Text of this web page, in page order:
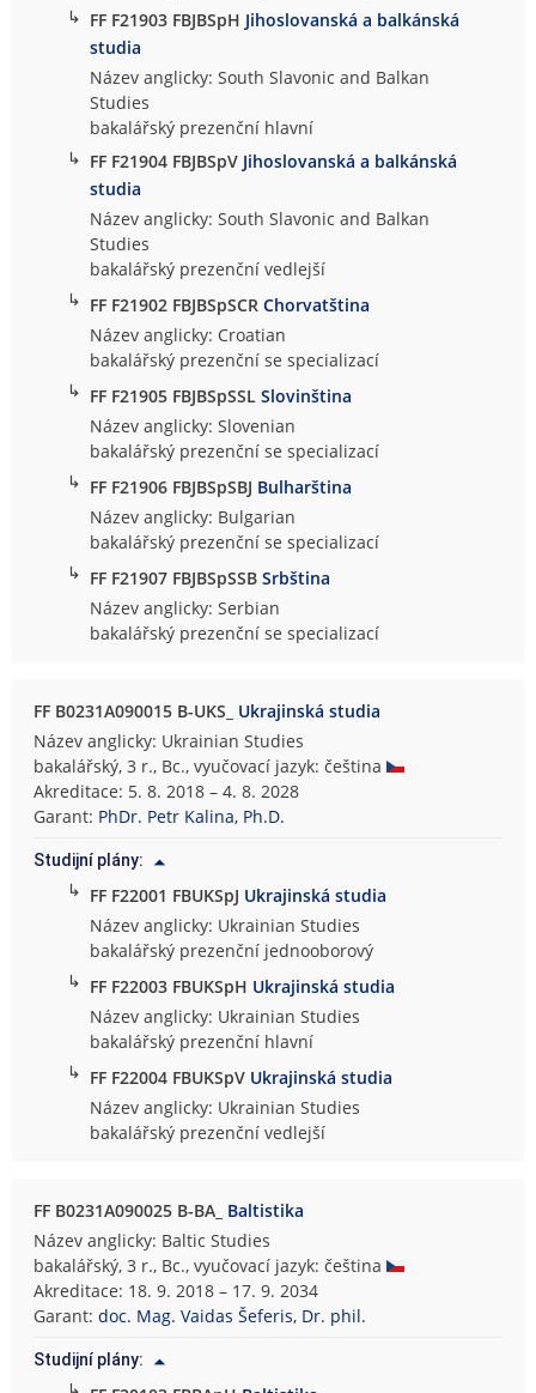
↳ FF F21903 FBJBSpH Jihoslovanská a balkánská
studia
Název anglicky: South Slavonic and Balkan
Studies
bakalářský prezenční hlavní
↳ FF F21904 FBJBSpV Jihoslovanská a balkánská
studia
Název anglicky: South Slavonic and Balkan
Studies
bakalářský prezenční vedlejší
↳ FF F21902 FBJBSpSCRChorvatština
Název anglicky: Croatian
bakalářský prezenční se specializací
↳ FF F21905 FBJBSpSSLSlovinština
Název anglicky: Slovenian
bakalářský prezenční se specializací
↳ FF F21906 FBJBSpSBJ Bulharština
Název anglicky: Bulgarian
bakalářský prezenční se specializací
↳ FF F21907 FBJBSpSSBSrbština
Název anglicky: Serbian
bakalářský prezenční se specializací
FF B0231A090015 B-UKS_ Ukrajinská studia
Název anglicky: Ukrainian Studies
bakalářský, 3 r., Bc., vyučovací jazyk: čeština
Akreditace: 5. 8. 2018 – 4. 8. 2028
Garant: PhDr. Petr Kalina, Ph.D.
Studijní plány:
↳ FF F22001 FBUKSpJ Ukrajinská studia
Název anglicky: Ukrainian Studies
bakalářský prezenční jednooborový
↳ FF F22003 FBUKSpH Ukrajinská studia
Název anglicky: Ukrainian Studies
bakalářský prezenční hlavní
↳ FF F22004 FBUKSpV Ukrajinská studia
Název anglicky: Ukrainian Studies
bakalářský prezenční vedlejší
FF B0231A090025 B-BA_ Baltistika
Název anglicky: Baltic Studies
bakalářský, 3 r., Bc., vyučovací jazyk: čeština
Akreditace: 18. 9. 2018 – 17. 9. 2034
Garant:doc. Mag. Vaidas Šeferis, Dr. phil.
Studijní plány: